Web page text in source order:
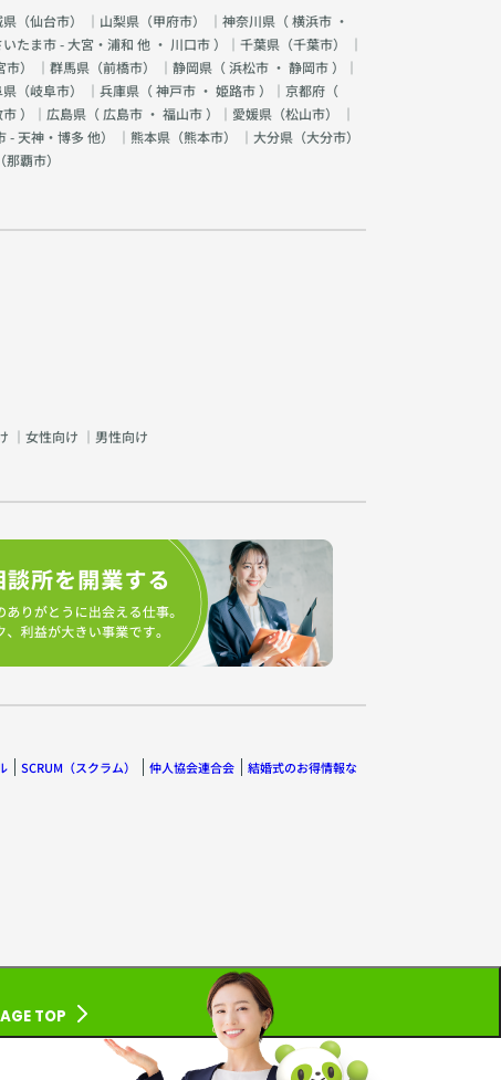
県（仙台市） ｜山梨県（甲府市） ｜神奈川県（横浜市 ・
いたま市 - 大宮・浦和 他 ・ 川口市）｜千葉県（千葉市） ｜
市） ｜群馬県（前橋市） ｜静岡県（浜松市 ・ 静岡市）｜
県（岐阜市） ｜兵庫県（神戸市 ・ 姫路市）｜京都府（
市）｜広島県（ 広島市 ・ 福山市）｜愛媛県（松山市） ｜
- 天神・博多 他） ｜熊本県（熊本市） ｜大分県（大分市）
那覇市）
｜ 女性向け ｜ 男性向け
SCRUM（スクラム） 仲人協会連合会
結婚式のお得情報な
TOP